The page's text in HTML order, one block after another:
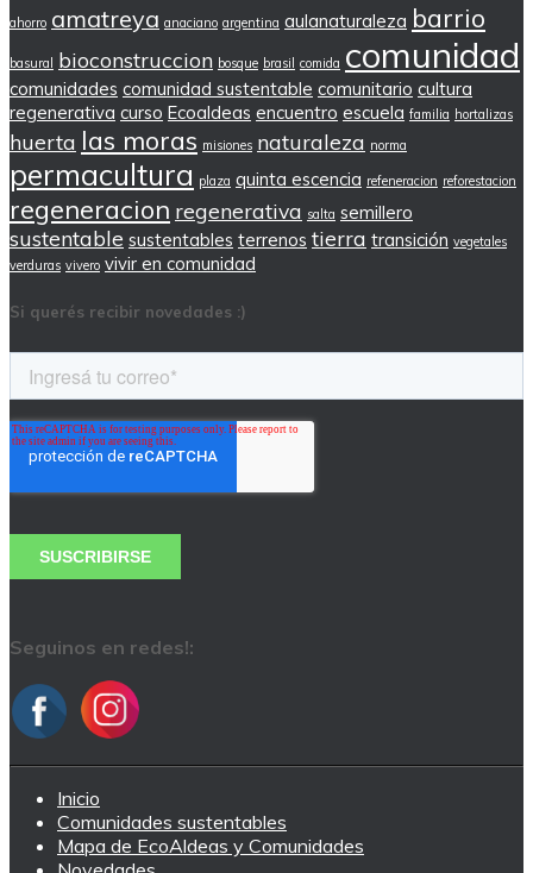
ahorro amatreya anaciano argentina aulanaturaleza barrio
basural bioconstruccion bosque brasil comida comunidad
comunidades comunidad sustentable comunitario cultura
regenerativa curso Ecoaldeas encuentro escuela familia hortalizas
huerta las moras misiones naturaleza norma
permacultura plaza quinta escencia refeneracion reforestacion
regeneracion regenerativa salta semillero
sustentable sustentables terrenos tierra transición vegetales
verduras vivero vivir en comunidad
Si querés recibir novedades :)
Seguinos en redes!:
Inicio
Comunidades sustentables
Mapa de EcoAldeas y Comunidades